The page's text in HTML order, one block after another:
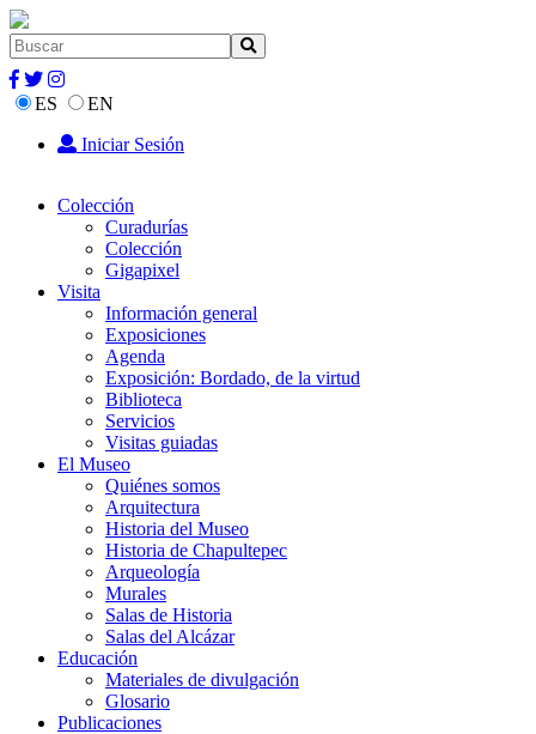
ES
EN
Iniciar Sesión
Colección
Curadurías
Colección
Gigapixel
Visita
Información general
Exposiciones
Agenda
Exposición: Bordado, de la virtud
Biblioteca
Servicios
Visitas guiadas
El Museo
Quiénes somos
Arquitectura
Historia del Museo
Historia de Chapultepec
Arqueología
Murales
Salas de Historia
Salas del Alcázar
Educación
Materiales de divulgación
Glosario
Publicaciones